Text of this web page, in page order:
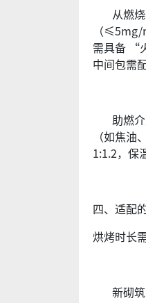
从燃烧
（≤5mg/
需具备 “
中间包需
助燃介
（如焦油
1:1.2，保
四、适配
烘烤时长
新砌筑